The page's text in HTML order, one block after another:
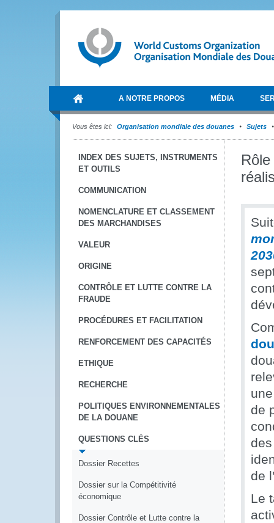
A NOTRE PROPOS MÉDIA
Vous êtes ici: Organisation mondiale des douanes Sujets
INDEX DES SUJETS, INSTRUMENTS
ET OUTILS
COMMUNICATION
NOMENCLATURE ET CLASSEMENT
DES MARCHANDISES
VALEUR
ORIGINE
CONTRÔLE ET LUTTE CONTRE LA
FRAUDE
PROCÉDURES ET FACILITATION
RENFORCEMENT DES CAPACITÉS
ETHIQUE
RECHERCHE
POLITIQUES ENVIRONNEMENTALES
DE LA DOUANE
QUESTIONS CLÉS
Dossier Recettes
Dossier sur la Compétitivité
économique
Dossier Contrôle et Lutte contre la
de
de
Le